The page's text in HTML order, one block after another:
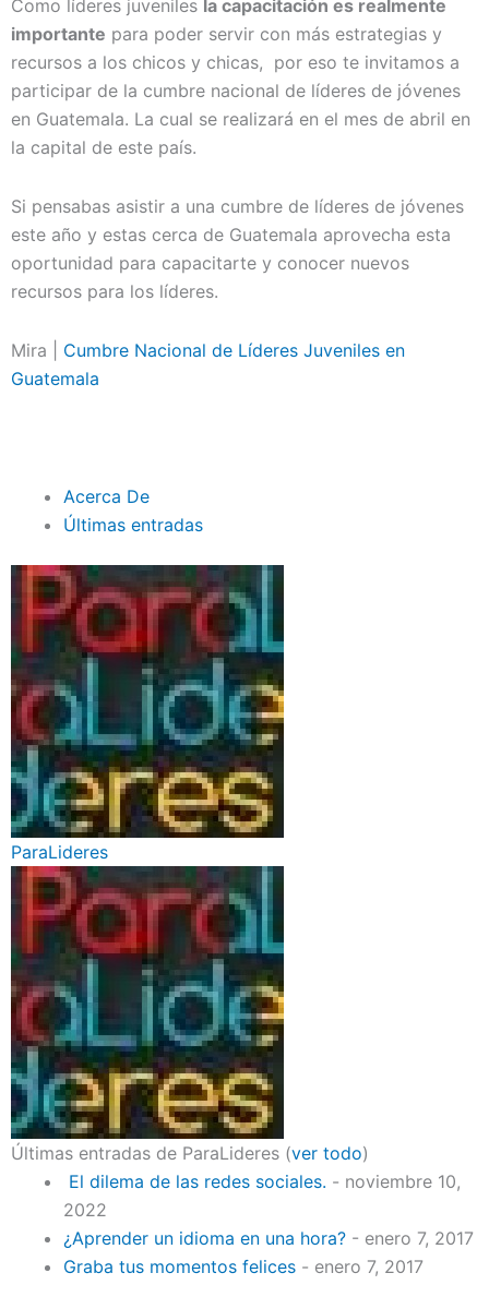
Como líderes juveniles la capacitación es realmente
importante para poder servir con más estrategias y
recursos a los chicos y chicas, por eso te invitamos a
participar de la cumbre nacional de líderes de jóvenes
en Guatemala. La cual se realizará en el mes de abril en
la capital de este país.
Si pensabas asistir a una cumbre de líderes de jóvenes
este año y estas cerca de Guatemala aprovecha esta
oportunidad para capacitarte y conocer nuevos
recursos para los líderes.
Mira | Cumbre Nacional de Líderes Juveniles en
Guatemala
Acerca De
Últimas entradas
ParaLideres
Últimas entradas de ParaLideres (ver todo)
El dilema de las redes sociales. - noviembre 10,
2022
¿Aprender un idioma en una hora? - enero 7, 2017
Graba tus momentos felices - enero 7, 2017